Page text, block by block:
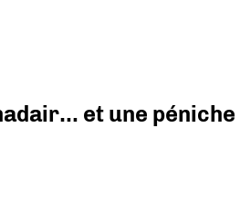
et une péniche